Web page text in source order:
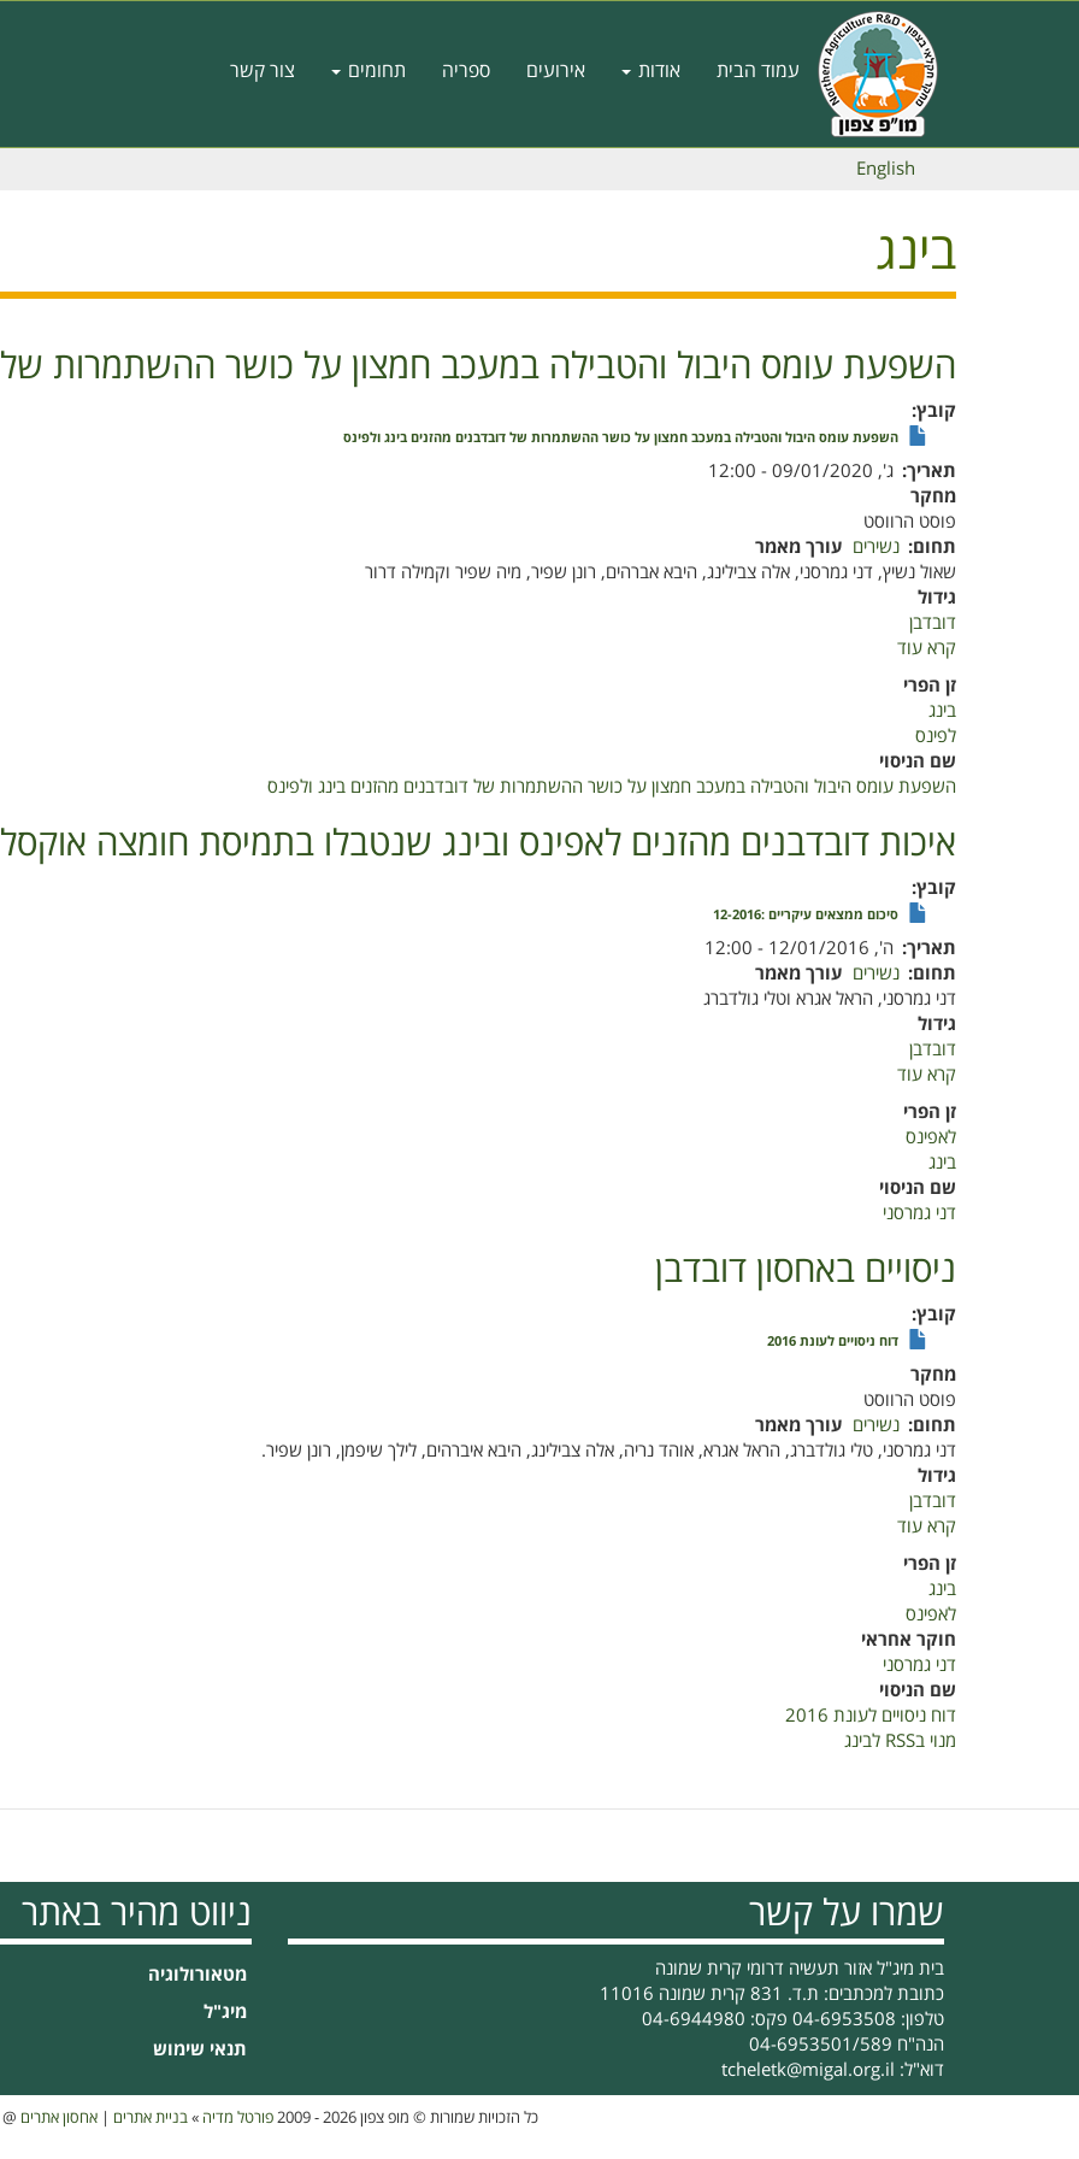
Main
navigation
עמוד הבית אודות אירועים ספריה תחומים צור קשר
English
בינג
השפעת עומס היבול והטבילה במעכב חמצון על כושר ההשתמרות של
קובץ
השפעת עומס היבול והטבילה במעכב חמצון על כושר ההשתמרות של דובדבנים מהזנים בינג ולפינס
תאריך ג', 09/01/2020 - 12:00
מחקר
פוסט הרווסט
תחום נשירים עורך מאמר
שאול נשיץ, דני גמרסני, אלה צבילינג, היבא אברהים, רונן שפיר, מיה שפיר וקמילה דרור
גידול
דובדבן
קרא עוד
במעכב
חמצון
כושר
דובדבנים
מהזנים
בינג
ולפינס
זן הפרי
בינג
לפינס
שם הניסוי
השפעת עומס היבול והטבילה במעכב חמצון על כושר ההשתמרות של דובדבנים מהזנים בינג ולפינס
איכות דובדבנים מהזנים לאפינס ובינג שנטבלו בתמיסת חומצה
קובץ
סיכום ממצאים עיקריים :12-2016
תאריך ה', 12/01/2016 - 12:00
תחום נשירים עורך מאמר
דני גמרסני, הראל אגרא וטלי גולדברג
גידול
דובדבן
קרא עוד
ובינג
שנטבלו
חומצה
בקירור.
זן הפרי
לאפינס
בינג
שם הניסוי
דני גמרסני
ניסויים באחסון דובדבן
קובץ
דוח ניסויים לעונת 2016
מחקר
פוסט הרווסט
תחום נשירים עורך מאמר
דני גמרסני, טלי גולדברג, הראל אגרא, אוהד נריה, אלה צבילינג, היבא איברהים, לילך שיפמן, רונן שפיר.
גידול
דובדבן
קרא עוד
זן הפרי
בינג
לאפינס
חוקר אחראי
דני גמרסני
שם הניסוי
דוח ניסויים לעונת 2016
מנוי בRSS לבינג
שמרו על קשר
בית מיג"ל אזור תעשיה דרומי קרית שמונה
כתובת למכתבים: ת.ד. 831 קרית שמונה 11016
טלפון: 04-6953508 פקס: 04-6944980
הנה"ח 04-6953501/589
דוא"ל: tcheletk@migal.org.il
ניווט מהיר באתר
מטאורולוגיה
מיג"ל
תנאי שימוש
כל הזכויות שמורות © מופ צפון 2026 - 2009 פורטל מדיה »בניית אתרים |אחסון אתרים @